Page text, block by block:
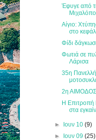
Έφυγε από
Αίγιο:
στο
Φίδι
Φωτιά σε
Λάρισα
35η
2η
Η Επιτροπή
στα
► Ιουν 10 (9)
► Ιουν 09 (25)